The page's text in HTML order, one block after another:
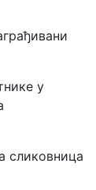
у
сликовница